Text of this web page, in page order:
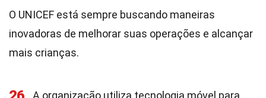
O UNICEF está sempre buscando maneiras
inovadoras de melhorar suas operações e alcançar
mais crianças.
A organização utiliza tecnologia móvel para